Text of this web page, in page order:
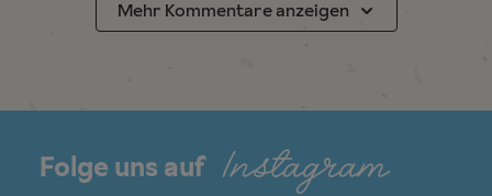
Mehr Kommentare anzeigen
Folge uns auf Instagram